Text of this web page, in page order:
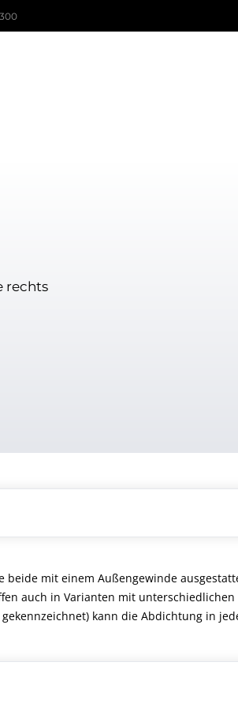
rechts
mit einem Außengewinde
auch in Varianten mit
kann die Abdichtung in